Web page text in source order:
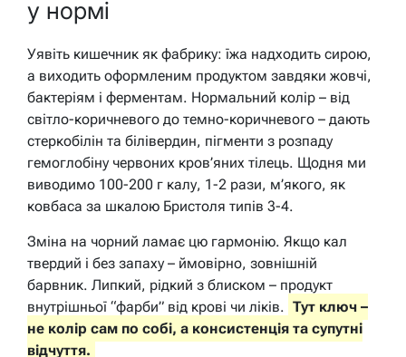
у нормі
Уявіть кишечник як фабрику: їжа надходить сирою,
а виходить оформленим продуктом завдяки жовчі,
бактеріям і ферментам. Нормальний колір – від
світло-коричневого до темно-коричневого – дають
стеркобілін та білівердин, пігменти з розпаду
гемоглобіну червоних кров’яних тілець. Щодня ми
виводимо 100-200 г калу, 1-2 рази, м’якого, як
ковбаса за шкалою Бристоля типів 3-4.
Зміна на чорний ламає цю гармонію. Якщо кал
твердий і без запаху – ймовірно, зовнішній
барвник. Липкий, рідкий з блиском – продукт
внутрішньої “фарби” від крові чи ліків. Тут ключ –
не колір сам по собі, а консистенція та супутні
відчуття.